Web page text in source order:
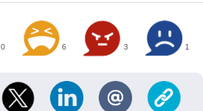
0 6 3 1